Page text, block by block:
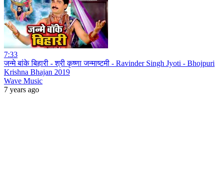
7:33
जन्मे बांके बिहारी - श्री कृष्णा जन्माष्टमी - Ravinder Singh Jyoti - Bhojpuri
Krishna Bhajan 2019
Wave Music
7 years ago